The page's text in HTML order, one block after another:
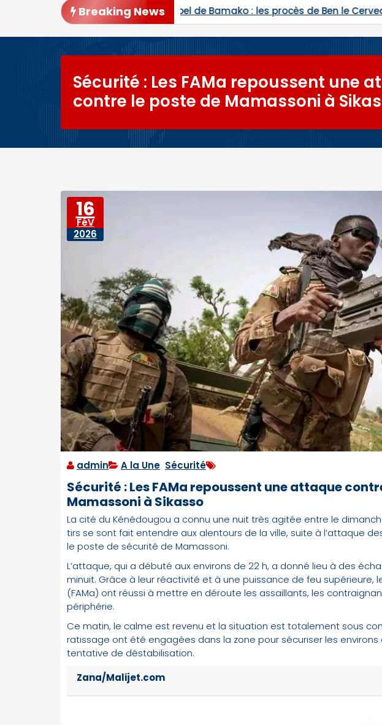
Breaking News
de Bamako : les procès de Ben le Cerveau, du Commandant Daouda
Sécurité : Les FAMa repoussent une
contre le poste de Mamassoni à
16
FéV
2026
admin A la Une Sécurité
Sécurité : Les FAMa repoussent une attaque
Mamassoni à Sikasso
La cité du Kénédougou a connu une nuit très agitée entre le
tirs se sont fait entendre aux alentours de la ville, suite à l’attaque
le poste de sécurité de Mamassoni.
L’attaque, qui a débuté aux environs de 22 h, a donné lieu à des
minuit. Grâce à leur réactivité et à une puissance de feu supérieure,
(FAMa) ont réussi à mettre en déroute les assaillants, les
périphérie.
Ce matin, le calme est revenu et la situation est totalement sous
ratissage ont été engagées dans la zone pour sécuriser les
tentative de déstabilisation.
Zana/Malijet.com